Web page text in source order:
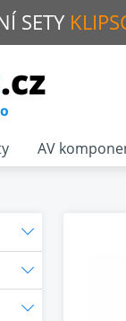
SETY
AV